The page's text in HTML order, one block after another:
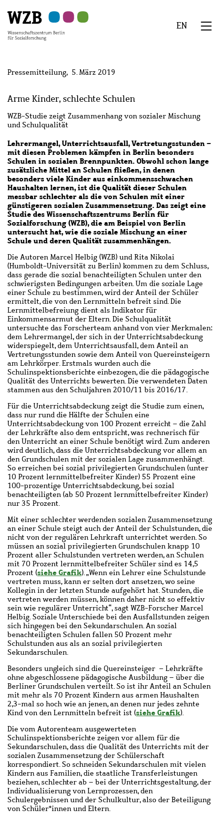
Hauptinhalt
springen
Navigation
springen
Suche
springen
Sekundärnavigation
springen
Fußzeile
springen
EN
Pressemitteilung 5. März 2019
Arme Kinder, schlechte Schulen
WZB-Studie zeigt Zusammenhang von sozialer Mischung
und Schulqualität
Lehrermangel, Unterrichtsausfall, Vertretungsstunden –
mit diesen Problemen kämpfen in Berlin besonders
Schulen in sozialen Brennpunkten. Obwohl schon lange
zusätzliche Mittel an Schulen fließen, in denen
besonders viele Kinder aus einkommensschwachen
Haushalten lernen, ist die Qualität dieser Schulen
messbar schlechter als die von Schulen mit einer
günstigeren sozialen Zusammensetzung. Das zeigt eine
Studie des Wissenschaftszentrums Berlin für
Sozialforschung (WZB), die am Beispiel von Berlin
untersucht hat, wie die soziale Mischung an einer
Schule und deren Qualität zusammenhängen.
Die Autoren Marcel Helbig (WZB) und Rita Nikolai
(Humboldt-Universität zu Berlin) kommen zu dem Schluss,
dass gerade die sozial benachteiligten Schulen unter den
schwierigsten Bedingungen arbeiten. Um die soziale Lage
einer Schule zu bestimmen, wird der Anteil der Schüler
ermittelt, die von den Lernmitteln befreit sind. Die
Lernmittelbefreiung dient als Indikator für
Einkommensarmut der Eltern. Die Schulqualität
untersuchte das Forscherteam anhand von vier Merkmalen:
dem Lehrermangel, der sich in der Unterrichtsabdeckung
widerspiegelt, dem Unterrichtsausfall, dem Anteil an
Vertretungsstunden sowie dem Anteil von Quereinsteigern
am Lehrkörper. Erstmals wurden auch die
Schulinspektionsberichte einbezogen, die die pädagogische
Qualität des Unterrichts bewerten. Die verwendeten Daten
stammen aus den Schuljahren 2010/11 bis 2016/17.
Für die Unterrichtsabdeckung zeigt die Studie zum einen,
dass nur rund die Hälfte der Schulen eine
Unterrichtsabdeckung von 100 Prozent erreicht – die Zahl
der Lehrkräfte also dem entspricht, was rechnerisch für
den Unterricht an einer Schule benötigt wird. Zum anderen
wird deutlich, dass die Unterrichtsabdeckung vor allem an
den Grundschulen mit der sozialen Lage zusammenhängt.
So erreichen bei sozial privilegierten Grundschulen (unter
10 Prozent lernmittelbefreiter Kinder) 55 Prozent eine
100-prozentige Unterrichtsabdeckung, bei sozial
benachteiligten (ab 50 Prozent lernmittelbefreiter Kinder)
nur 35 Prozent.
Mit einer schlechter werdenden sozialen Zusammensetzung
an einer Schule steigt auch der Anteil der Schulstunden, die
nicht von der regulären Lehrkraft unterrichtet werden. So
müssen an sozial privilegierten Grundschulen knapp 10
Prozent aller Schulstunden vertreten werden, an Schulen
mit 70 Prozent lernmittelbefreiter Schüler sind es 14,5
Prozent (siehe Grafik). „Wenn ein Lehrer eine Schulstunde
vertreten muss, kann er selten dort ansetzen, wo seine
Kollegin in der letzten Stunde aufgehört hat. Stunden, die
vertreten werden müssen, können daher nicht so effektiv
sein wie regulärer Unterricht“, sagt WZB-Forscher Marcel
Helbig. Soziale Unterschiede bei den Ausfallstunden zeigen
sich hingegen bei den Sekundarschulen. An sozial
benachteiligten Schulen fallen 50 Prozent mehr
Schulstunden aus als an sozial privilegierten
Sekundarschulen.
Besonders ungleich sind die Quereinsteiger – Lehrkräfte
ohne abgeschlossene pädagogische Ausbildung – über die
Berliner Grundschulen verteilt. So ist ihr Anteil an Schulen
mit mehr als 70 Prozent Kindern aus armen Haushalten
2,3-mal so hoch wie an jenen, an denen nur jedes zehnte
Kind von den Lernmitteln befreit ist (siehe Grafik).
Die vom Autorenteam ausgewerteten
Schulinspektionsberichte zeigen vor allem für die
Sekundarschulen, dass die Qualität des Unterrichts mit der
sozialen Zusammensetzung der Schülerschaft
korrespondiert. So schneiden Sekundarschulen mit vielen
Kindern aus Familien, die staatliche Transferleistungen
beziehen, schlechter ab – bei der Unterrichtsgestaltung, der
Individualisierung von Lernprozessen, den
Schulergebnissen und der Schulkultur, also der Beteiligung
von Schüler*innen und Eltern.